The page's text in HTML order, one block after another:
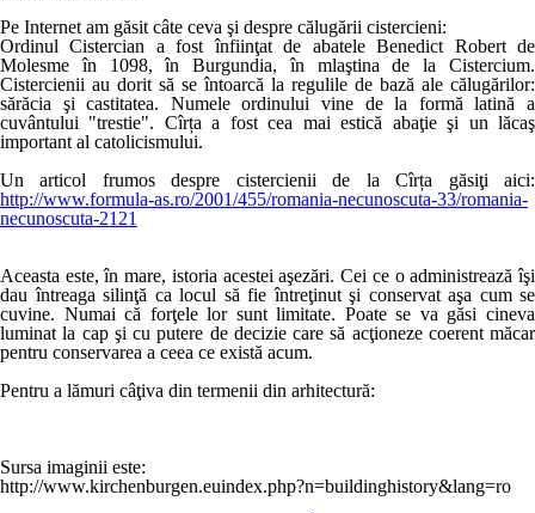
Pe Internet am găsit câte ceva şi despre călugării cistercieni:
Ordinul Cistercian a fost înfiinţat de abatele Benedict Robert de
Molesme în 1098, în Burgundia, în mlaştina de la Cistercium.
Cistercienii au dorit să se întoarcă la regulile de bază ale călugărilor:
sărăcia şi castitatea. Numele ordinului vine de la formă latină a
cuvântului "trestie". Cîrța a fost cea mai estică abaţie şi un lăcaş
important al catolicismului.
Un articol frumos despre cistercienii de la Cîrța găsiţi aici:
http://www.formula-as.ro/2001/455/romania-necunoscuta-33/romania-
necunoscuta-2121
Aceasta este, în mare, istoria acestei aşezări. Cei ce o administrează îşi
dau întreaga silinţă ca locul să fie întreţinut şi conservat aşa cum se
cuvine. Numai că forţele lor sunt limitate. Poate se va găsi cineva
luminat la cap şi cu putere de decizie care să acţioneze coerent măcar
pentru conservarea a ceea ce există acum.
Pentru a lămuri câţiva din termenii din arhitectură:
Sursa imaginii este:
http://www.kirchenburgen.euindex.php?n=buildinghistory&lang=ro